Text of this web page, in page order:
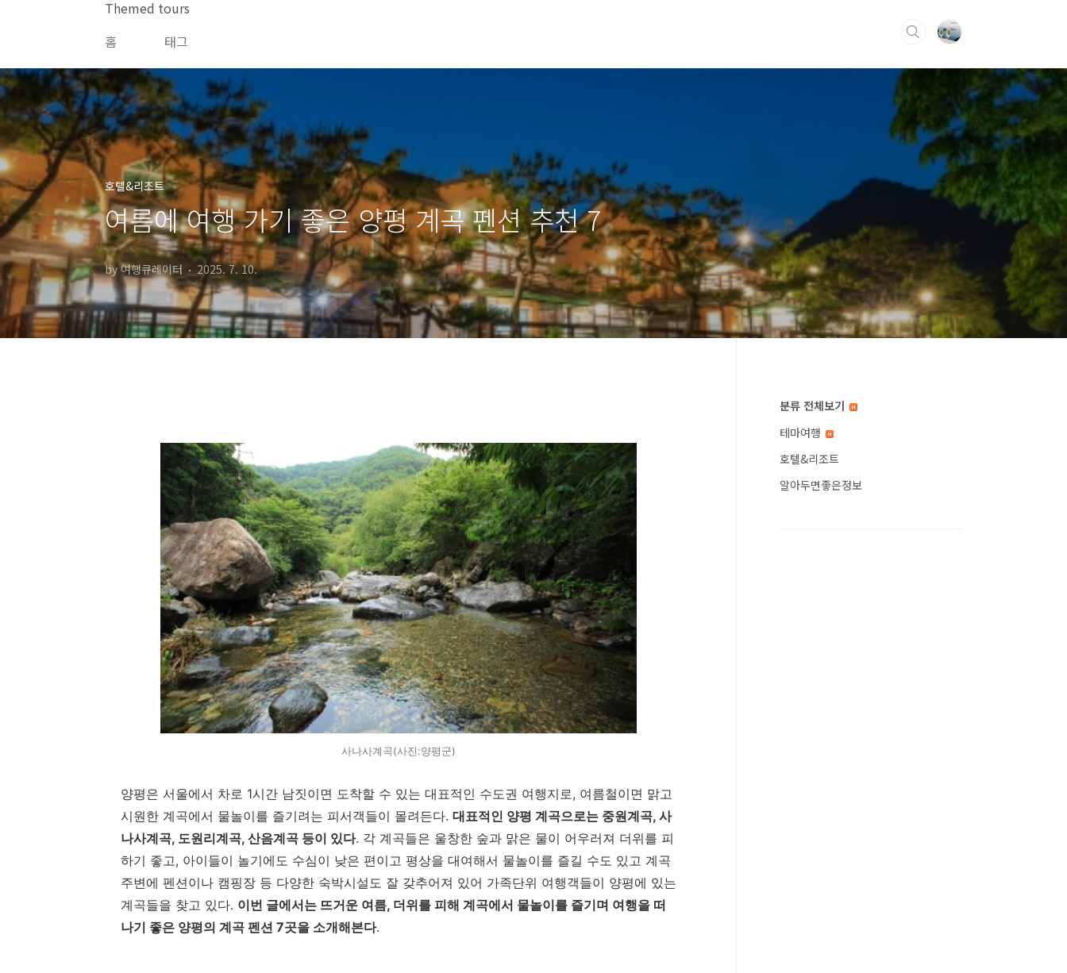
Themed tours
홈
태그
호텔&리조트
여름에 여행 가기 좋은 양평 계곡 펜션 추천 7
by 여행큐레이터 2025. 7. 10.
사나사계곡(사진:양평군)
양평은 서울에서 차로 1시간 남짓이면 도착할 수 있는 대표적인 수도권 여행지로, 여름철이면 맑고
시원한 계곡에서 물놀이를 즐기려는 피서객들이 몰려든다. 대표적인 양평 계곡으로는 중원계곡, 사
나사계곡, 도원리계곡, 산음계곡 등이 있다. 각 계곡들은 울창한 숲과 맑은 물이 어우러져 더위를 피
하기 좋고, 아이들이 놀기에도 수심이 낮은 편이고 평상을 대여해서 물놀이를 즐길 수도 있고 계곡
주변에 펜션이나 캠핑장 등 다양한 숙박시설도 잘 갖추어져 있어 가족단위 여행객들이 양평에 있는
계곡들을 찾고 있다. 이번 글에서는 뜨거운 여름, 더위를 피해 계곡에서 물놀이를 즐기며 여행을 떠
나기 좋은 양평의 계곡 펜션 7곳을 소개해본다.
분류 전체보기
테마여행
호텔&리조트
알아두면좋은정보